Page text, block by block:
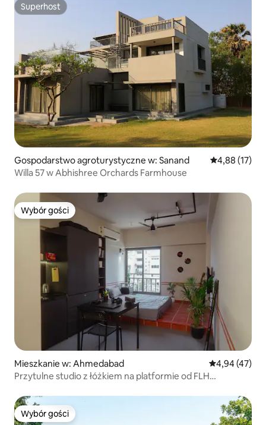
Superhost
Superhost
Gospodarstwo agroturystyczne w: Sanand Średnia
4,88 (17)
Willa 57 w Abhishree Orchards Farmhouse
Wybór gości
Wybór gości
Mieszkanie w: Ahmedabad Średnia
4,94 (47)
Przytulne studio z łóżkiem na platformie od FLH
Wybór gości
Wybór gości